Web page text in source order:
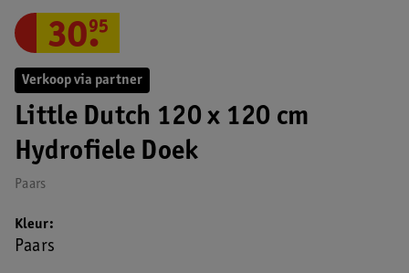
Verkoop via partner
Little Dutch 120 x 120 cm
Hydrofiele Doek
Paars
30.
95
Kleur
Paars